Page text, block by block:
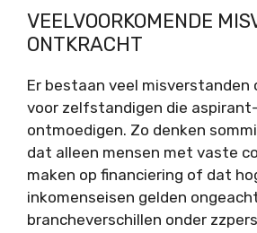
VEELVOORKOMENDE
ONTKRACHT
Er bestaan veel misverstanden
voor zelfstandigen die
ontmoedigen. Zo denken
dat alleen mensen met vaste
maken op financiering of dat
inkomenseisen gelden
brancheverschillen onder